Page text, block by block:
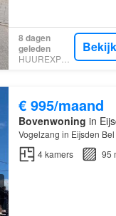
8 dagen
geleden
HUUREXPERT
€ 995/maand
Bovenwoning in
Vogelzang in Eijsden
4kamers 95